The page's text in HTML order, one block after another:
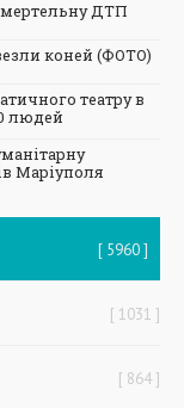
ДТП
коней (ФОТО)
театру в
людей
Маріуполя
5960
1031
864